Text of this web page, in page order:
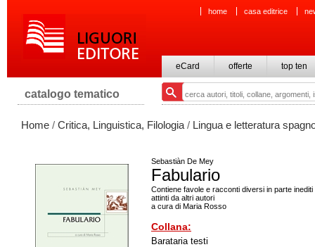
home casa editrice
eCard offerte top ten
catalogo tematico
Home / Critica, Linguistica, Filologia / Lingua e letteratura
Sebastiàn De Mey
Fabulario
Contiene favole e racconti diversi in parte inediti
attinti da altri autori
a cura di Maria Rosso
Collana:
Barataria testi